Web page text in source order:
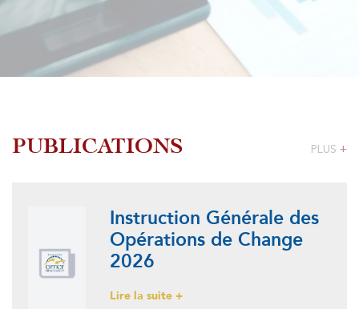
PUBLICATIONS PLUS +
Instruction Générale des
Opérations de Change
2026
Lire la suite +